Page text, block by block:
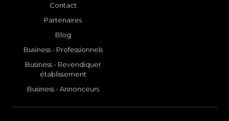
Contact
Partenaires
Blog
Business - Professionnels
Business - Revendiquer
établissement
Business - Annonceurs